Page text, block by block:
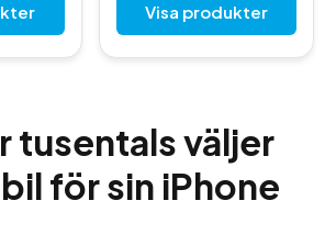
Visa produkter
tusentals väljer
för sin iPhone